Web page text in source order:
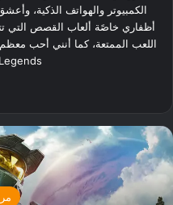
الكمبيوتر والهواتف الذكية،
أظفاري خاصًة ألعاب القصص التي
Legends و Valorant.